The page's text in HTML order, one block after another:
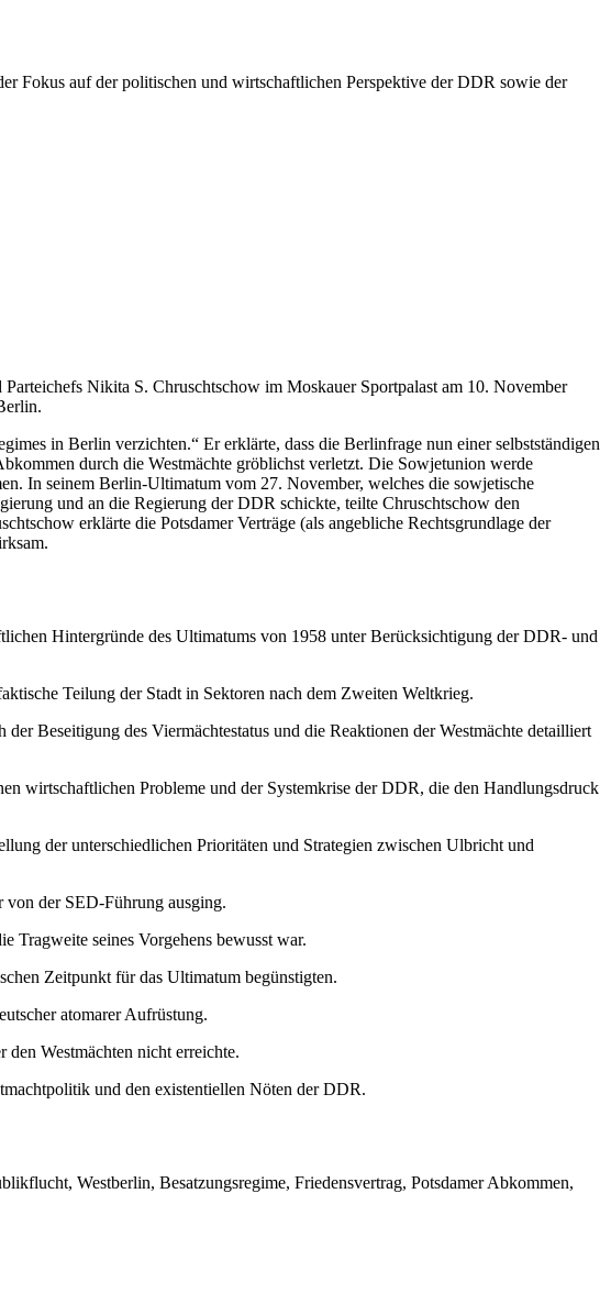
Fokus auf der politischen und wirtschaftlichen Perspektive der DDR sowie der
Nikita S. Chruschtschow im Moskauer Sportpalast am 10. November
in Berlin verzichten.“ Er erklärte, dass die Berlinfrage nun einer selbstständigen
durch die Westmächte gröblichst verletzt. Die Sowjetunion werde
In seinem Berlin-Ultimatum vom 27. November, welches die sowjetische
und an die Regierung der DDR schickte, teilte Chruschtschow den
erklärte die Potsdamer Verträge (als angebliche Rechtsgrundlage der
Hintergründe des Ultimatums von 1958 unter Berücksichtigung der DDR- und
Teilung der Stadt in Sektoren nach dem Zweiten Weltkrieg.
Beseitigung des Viermächtestatus und die Reaktionen der Westmächte detailliert
wirtschaftlichen Probleme und der Systemkrise der DDR, die den Handlungsdruck
der unterschiedlichen Prioritäten und Strategien zwischen Ulbricht und
von der SED-Führung ausging.
Tragweite seines Vorgehens bewusst war.
Zeitpunkt für das Ultimatum begünstigten.
atomarer Aufrüstung.
Westmächten nicht erreichte.
und den existentiellen Nöten der DDR.
Westberlin, Besatzungsregime, Friedensvertrag, Potsdamer Abkommen,